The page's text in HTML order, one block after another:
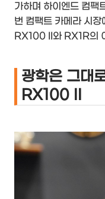
가하며 하이엔드 컴팩
번 컴팩트 카메라 시
RX100 II와 RX1R의
광학은 그대
RX100 II